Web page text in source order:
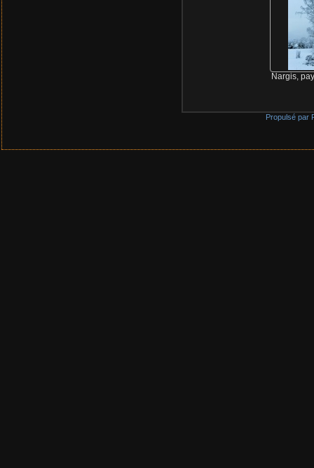
Nargis,
Propulsé par